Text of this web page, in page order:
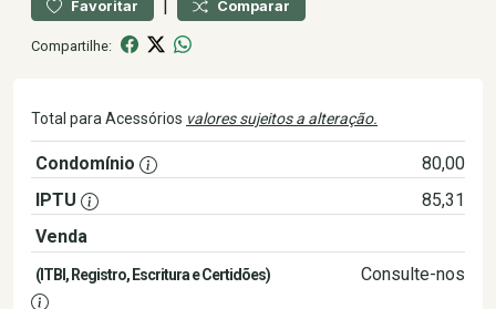
Favoritar | Comparar
Compartilhe:
Total para Acessórios valores sujeitos a alteração.
Condomínio
80,00
IPTU
85,31
Venda
(ITBI, Registro, Escritura e Certidões) Consulte-nos